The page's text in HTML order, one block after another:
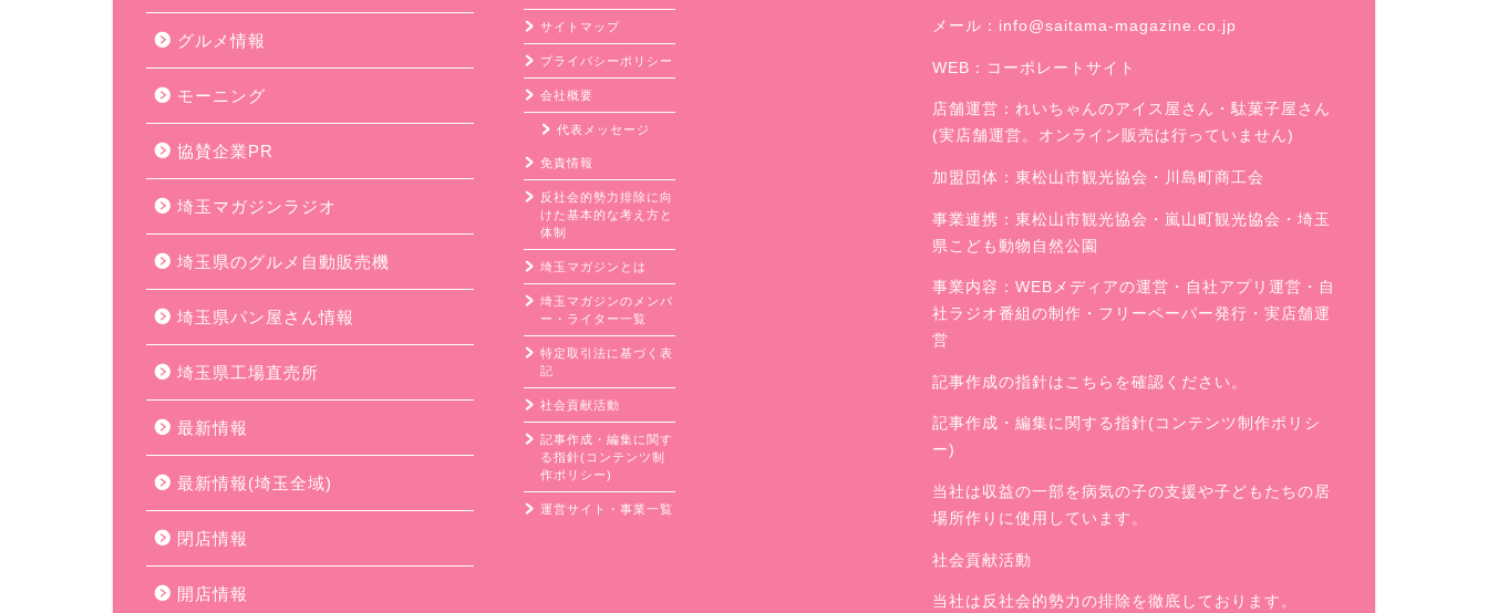
グルメ情報
モーニング
協賛企業PR
埼玉マガジンラジオ
埼玉県のグルメ自動販売機
埼玉県パン屋さん情報
埼玉県工場直売所
最新情報
最新情報(埼玉全域)
閉店情報
開店情報
サイトマップ
プライバシーポリシー
会社概要
代表メッセージ
免責情報
反社会的勢力排除に向
けた基本的な考え方と
体制
埼玉マガジンとは
埼玉マガジンのメンバ
ー・ライター一覧
特定取引法に基づく表
記
社会貢献活動
記事作成・編集に関す
る指針(コンテンツ制
作ポリシー)
運営サイト・事業一覧
メール： info@saitama-magazine.co.jp
WEB： コーポレートサイト
店舗運営：れいちゃんのアイス屋さん ・駄菓子屋さん
(実店舗運営。オンライン販売は行っていません)
加盟団体：東松山市観光協会・川島町商工会
事業連携：東松山市観光協会・嵐山町観光協会・埼玉
県こども動物自然公園
事業内容：WEBメディアの運営・自社アプリ運営・自
社ラジオ番組の制作・フリーペーパー発行・実店舗運
営
記事作成の指針はこちらを確認ください。
記事作成・編集に関する指針(コンテンツ制作ポリシ
ー)
当社は収益の一部を病気の子の支援や子どもたちの居
場所作りに使用しています。
社会貢献活動
当社は反社会的勢力の排除を徹底しております。